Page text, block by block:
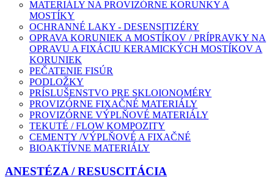
MATERIÁLY NA PROVIZÓRNE KORUNKY A
MOSTÍKY
OCHRANNÉ LAKY - DESENSITIZÉRY
OPRAVA KORUNIEK A MOSTÍKOV / PRÍPRAVKY NA
OPRAVU A FIXÁCIU KERAMICKÝCH MOSTÍKOV A
KORUNIEK
PEČATENIE FISÚR
PODLOŽKY
PRÍSLUŠENSTVO PRE SKLOIONOMÉRY
PROVIZÓRNE FIXAČNÉ MATERIÁLY
PROVIZÓRNE VÝPLŇOVÉ MATERIÁLY
TEKUTÉ / FLOW KOMPOZITY
CEMENTY /VÝPLŇOVÉ A FIXAČNÉ
BIOAKTÍVNE MATERIÁLY
ANESTÉZA / RESUSCITÁCIA